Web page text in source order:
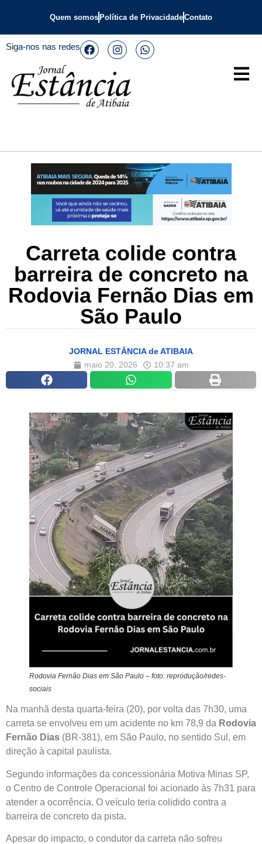
Quem somos Política de PrivacidadeContato
Siga-nos nas redes
Carreta colide contra
barreira de concreto na
Rodovia Fernão Dias em
São Paulo
JORNAL ESTÂNCIA de ATIBAIA
maio 20, 2026
10:37 am
Rodovia Fernão Dias em São Paulo – foto: reprodução/redes-
sociais
Na manhã desta quarta-feira (20), por volta das 7h30, uma
carreta se envolveu em um acidente no km 78,9 da Rodovia
Fernão Dias (BR-381), em São Paulo, no sentido Sul, em
direção à capital paulista.
Segundo informações da concessionária Motiva Minas SP,
o Centro de Controle Operacional foi acionado às 7h31 para
atender a ocorrência. O veículo teria colidido contra a
barreira de concreto da pista.
Apesar do impacto, o condutor da carreta não sofreu